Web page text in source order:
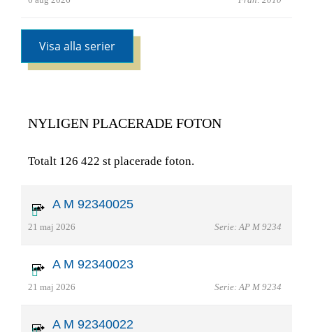
Visa alla serier
NYLIGEN PLACERADE FOTON
Totalt 126 422 st placerade foton.
A M 92340025
21 maj 2026 Serie: AP M 9234
A M 92340023
21 maj 2026 Serie: AP M 9234
A M 92340022